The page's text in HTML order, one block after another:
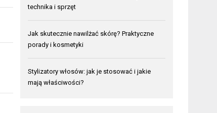
technika i sprzęt
Jak skutecznie nawilżać skórę? Praktyczne
porady i kosmetyki
Stylizatory włosów: jak je stosować i jakie
mają właściwości?